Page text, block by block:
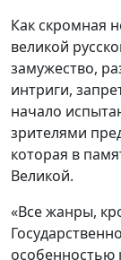
Как скромная
великой
замужество,
интриги,
начало
зрителями
которая в
Великой.
«Все жанры,
особенностью